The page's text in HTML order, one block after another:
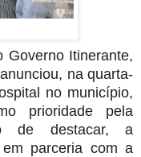
Governo Itinerante,
na quarta-
no município,
prioridade pela
de destacar, a
parceria com a